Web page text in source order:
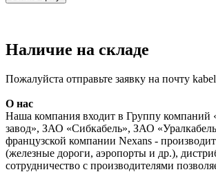
Наличие на складе
Пожалуйста отправьте заявку на почту
О нас
Наша компания входит в Группу компаний
завод», ЗАО «Сибкабель», ЗАО
французской компании Nexans -
(железные дороги, аэропорты и др.),
сотрудничество с производителями